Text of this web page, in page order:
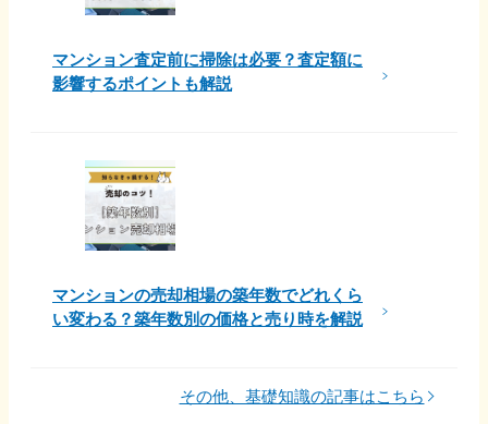
マンション査定前に掃除は必要？査定額に
影響するポイントも解説
マンションの売却相場の築年数でどれくら
い変わる？築年数別の価格と売り時を解説
その他、基礎知識の記事はこちら